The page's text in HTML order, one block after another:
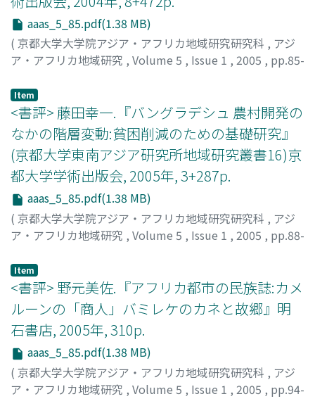
aaas_5_85.pdf(1.38 MB)
( 京都大学大学院アジア・アフリカ地域研究研究科 , アジ
ア・アフリカ地域研究 , Volume 5 , Issue 1 , 2005 , pp.85-
多和田, 裕司
Item
<書評> 藤田幸一.『バングラデシュ 農村開発の
なかの階層変動:貧困削減のための基礎研究』
(京都大学東南アジア研究所地域研究叢書16)京
都大学学術出版会, 2005年, 3+287p.
aaas_5_85.pdf(1.38 MB)
( 京都大学大学院アジア・アフリカ地域研究研究科 , アジ
ア・アフリカ地域研究 , Volume 5 , Issue 1 , 2005 , pp.88-
香月, 敏孝
Item
<書評> 野元美佐.『アフリカ都市の民族誌:カメ
ルーンの「商人」バミレケのカネと故郷』明
石書店, 2005年, 310p.
aaas_5_85.pdf(1.38 MB)
( 京都大学大学院アジア・アフリカ地域研究研究科 , アジ
ア・アフリカ地域研究 , Volume 5 , Issue 1 , 2005 , pp.94-